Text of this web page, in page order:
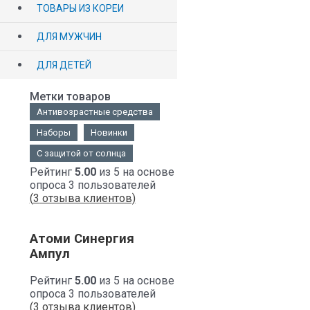
ТОВАРЫ ИЗ КОРЕИ
ДЛЯ МУЖЧИН
ДЛЯ ДЕТЕЙ
Метки товаров
Антивозрастные средства
Наборы
Новинки
С защитой от солнца
Рейтинг 5.00из 5 на основе
опроса 3 пользователей
(3 отзыва клиентов)
Атоми Синергия
Ампул
Рейтинг 5.00из 5 на основе
опроса 3 пользователей
(3 отзыва клиентов)